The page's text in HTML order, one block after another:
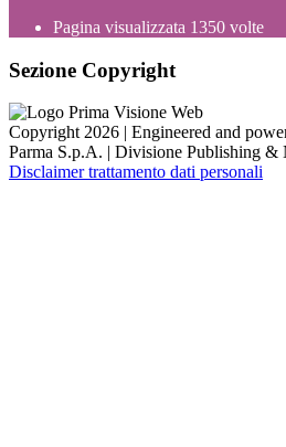
Pagina visualizzata 1350 volte
Sezione Copyright
Copyright 2026 | Engineered and
Parma S.p.A. | Divisione Publishing &
Disclaimer trattamento dati personali